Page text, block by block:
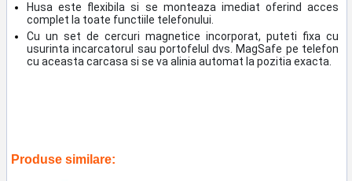
Husa este flexibila si se monteaza imediat oferind acces
complet la toate functiile telefonului.
Cu un set de cercuri magnetice incorporat, puteti fixa cu
usurinta incarcatorul sau portofelul dvs. MagSafe pe telefon
cu aceasta carcasa si se va alinia automat la pozitia exacta.
Produse similare: